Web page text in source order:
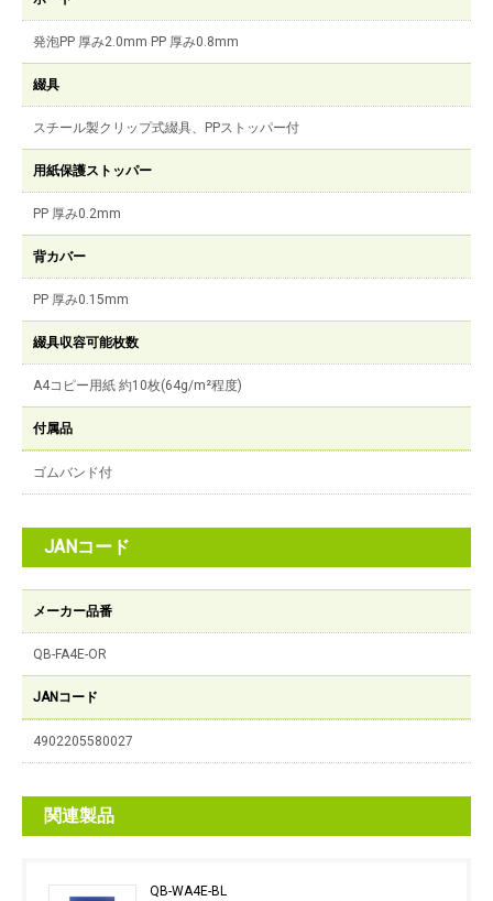
発泡PP 厚み2.0mm PP 厚み0.8mm
綴具
スチール製クリップ式綴具、PPストッパー付
用紙保護ストッパー
PP 厚み0.2mm
背カバー
PP 厚み0.15mm
綴具収容可能枚数
A4コピー用紙 約10枚(64g/m²程度)
付属品
ゴムバンド付
JANコード
メーカー品番
QB-FA4E-OR
JANコード
4902205580027
関連製品
QB-WA4E-BL